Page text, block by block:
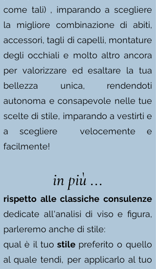
come tali) , imparando a scegliere
la migliore combinazione di abiti,
accessori, tagli di capelli, montature
degli occhiali e molto altro ancora
per valorizzare ed esaltare la tua
bellezza unica, rendendoti
autonoma e consapevole nelle tue
scelte di stile, imparando a vestirti e
a scegliere velocemente e
facilmente!
in più ...
rispetto alle classiche consulenze
dedicate all'analisi di viso e figura,
parleremo anche di stile:
qual è il tuostile preferito o quello
al quale tendi, per applicarlo al tuo